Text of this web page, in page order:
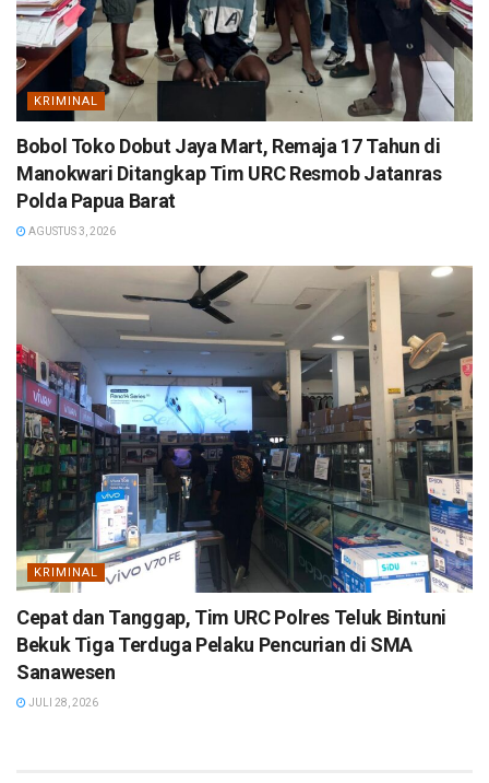
KRIMINAL
Bobol Toko Dobut Jaya Mart, Remaja 17 Tahun di
Manokwari Ditangkap Tim URC Resmob Jatanras
Polda Papua Barat
AGUSTUS 3, 2026
KRIMINAL
Cepat dan Tanggap, Tim URC Polres Teluk Bintuni
Bekuk Tiga Terduga Pelaku Pencurian di SMA
Sanawesen
JULI 28, 2026